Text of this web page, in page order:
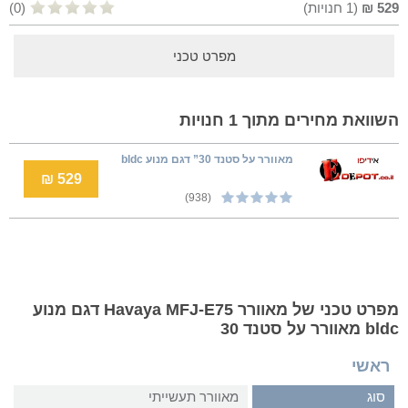
529
₪
(
1 חנויות) (0)
מפרט טכני
השוואת מחירים מתוך 1 חנויות
מאוורר על סטנד 30” דגם מנוע bldc
(938)
529 ₪
מפרט טכני של מאוורר Havaya MFJ-E75 דגם מנוע
bldc מאוורר על סטנד 30
ראשי
סוג מאוורר תעשייתי